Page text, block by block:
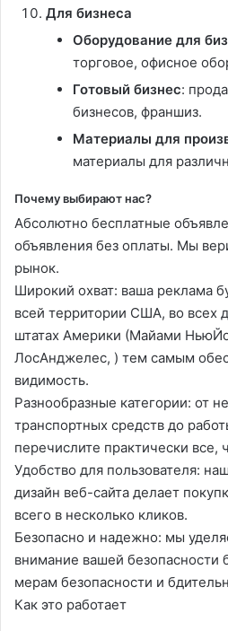
Для бизнеса
Оборудование для
торговое, офисное
Готовый бизнес:
бизнесов, франшиз.
Материалы для
материалы для
Почему выбирают нас?
Абсолютно бесплатные
объявления без оплаты. Мы
рынок.
Широкий охват: ваша реклама
всей территории США, во всех
штатах Америки (Майами
ЛосАнджелес, ) тем самым
видимость.
Разнообразные категории: от
транспортных средств до
перечислите практически все,
Удобство для пользователя:
дизайн веб-сайта делает
всего в несколько кликов.
Безопасно и надежно: мы
внимание вашей безопасности
мерам безопасности и
Как это работает